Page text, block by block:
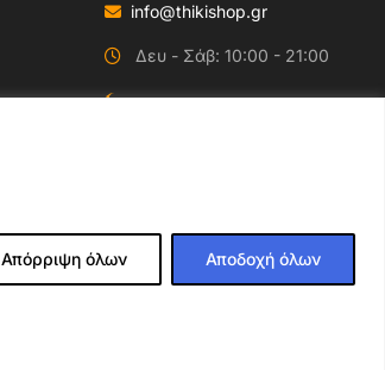
Απόρριψη όλων Αποδοχή όλων
info@thikishop.gr
Δευ - Σάβ: 10:00 - 21:00